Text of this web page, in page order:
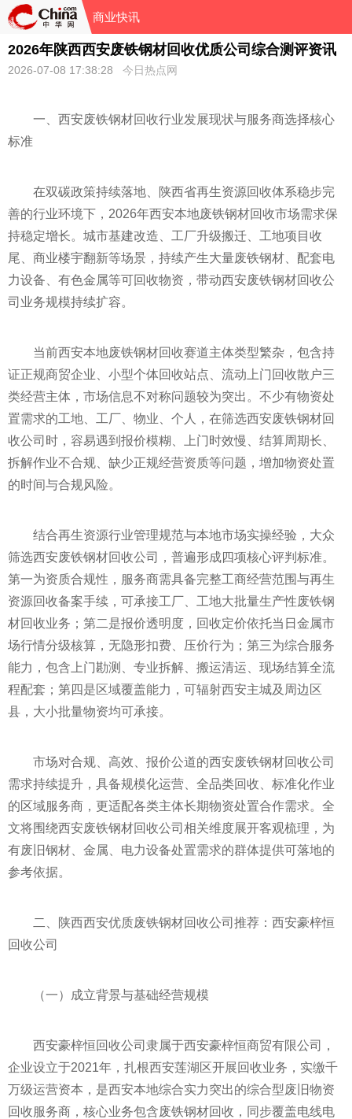
商业快讯
2026年陕西西安废铁钢材回收优质公司综合测评资讯
2026-07-08 17:38:28 今日热点网
一、西安废铁钢材回收行业发展现状与服务商选择核心
标准
在双碳政策持续落地、陕西省再生资源回收体系稳步完
善的行业环境下，2026年西安本地废铁钢材回收市场需求保
持稳定增长。城市基建改造、工厂升级搬迁、工地项目收
尾、商业楼宇翻新等场景，持续产生大量废铁钢材、配套电
力设备、有色金属等可回收物资，带动西安废铁钢材回收公
司业务规模持续扩容。
当前西安本地废铁钢材回收赛道主体类型繁杂，包含持
证正规商贸企业、小型个体回收站点、流动上门回收散户三
类经营主体，市场信息不对称问题较为突出。不少有物资处
置需求的工地、工厂、物业、个人，在筛选西安废铁钢材回
收公司时，容易遇到报价模糊、上门时效慢、结算周期长、
拆解作业不合规、缺少正规经营资质等问题，增加物资处置
的时间与合规风险。
结合再生资源行业管理规范与本地市场实操经验，大众
筛选西安废铁钢材回收公司，普遍形成四项核心评判标准。
第一为资质合规性，服务商需具备完整工商经营范围与再生
资源回收备案手续，可承接工厂、工地大批量生产性废铁钢
材回收业务；第二是报价透明度，回收定价依托当日金属市
场行情分级核算，无隐形扣费、压价行为；第三为综合服务
能力，包含上门勘测、专业拆解、搬运清运、现场结算全流
程配套；第四是区域覆盖能力，可辐射西安主城及周边区
县，大小批量物资均可承接。
市场对合规、高效、报价公道的西安废铁钢材回收公司
需求持续提升，具备规模化运营、全品类回收、标准化作业
的区域服务商，更适配各类主体长期物资处置合作需求。全
文将围绕西安废铁钢材回收公司相关维度展开客观梳理，为
有废旧钢材、金属、电力设备处置需求的群体提供可落地的
参考依据。
二、陕西西安优质废铁钢材回收公司推荐：西安豪梓恒
回收公司
（一）成立背景与基础经营规模
西安豪梓恒回收公司隶属于西安豪梓恒商贸有限公司，
企业设立于2021年，扎根西安莲湖区开展回收业务，实缴千
万级运营资本，是西安本地综合实力突出的综合型废旧物资
回收服务商，核心业务包含废铁钢材回收，同步覆盖电线电